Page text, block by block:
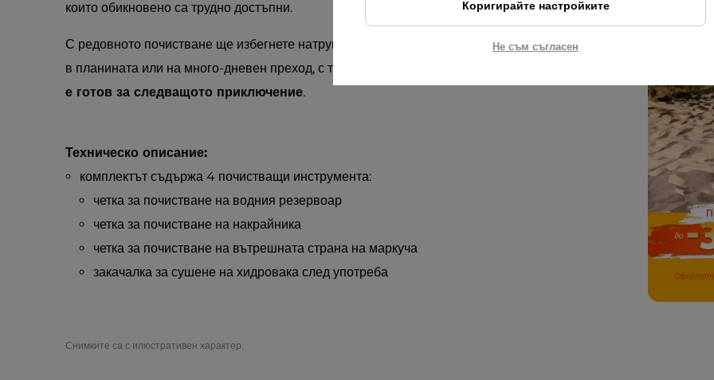
които обикновено са трудно достъпни.
С редовното почистване ще избегнете натрупвания. Независимо дали тръгвате с колело,
в планината или на много-дневен преход, с този комплект
е готов за следващото приключение.
Техническо описание:
комплектът съдържа 4 почистващи инструмента:
четка за почистване на водния резервоар
четка за почистване на накрайника
четка за почистване на вътрешната страна на маркуча
закачалка за сушене на хидровака след употреба
Снимките са с илюстративен характер.
Коригирайте настройките
Не съм съгласен